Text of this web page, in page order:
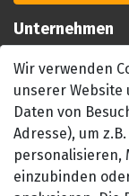
Unternehmen
Impressum
AGB
Widerrufsrecht
Kontakt
Wir verwenden
unserer
Daten von
Adresse), um
personalisieren,
einzubinden